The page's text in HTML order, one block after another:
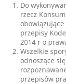
Do
rzecz
przepisy
2014 r o
Wszelkie
odnoszące
przepisów